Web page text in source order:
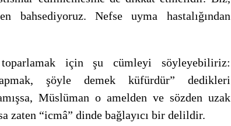
bahsediyoruz. Nefse uyma hastalığından
için şu cümleyi söyleyebiliriz:
şöyle demek küfürdür” dedikleri
Müslüman o amelden ve sözden uzak
zaten “icmâ” dinde bağlayıcı bir delildir.